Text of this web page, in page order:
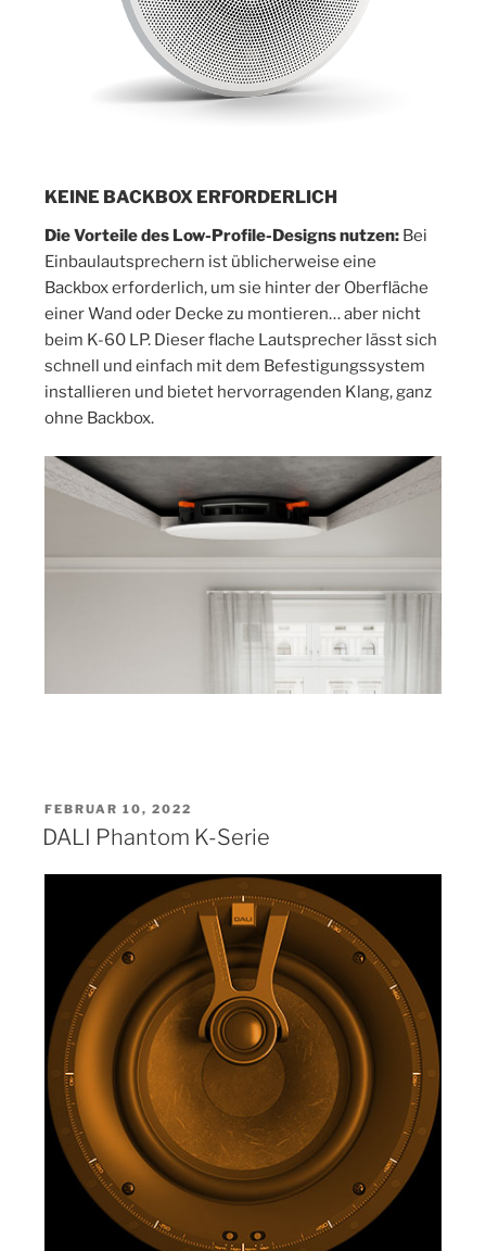
KEINE BACKBOX ERFORDERLICH
Die Vorteile des Low-Profile-Designs nutzen: Bei
Einbaulautsprechern ist üblicherweise eine
Backbox erforderlich, um sie hinter der Oberfläche
einer Wand oder Decke zu montieren… aber nicht
beim K-60 LP. Dieser flache Lautsprecher lässt sich
schnell und einfach mit dem Befestigungssystem
installieren und bietet hervorragenden Klang, ganz
ohne Backbox.
VERÖFFENTLICHT
AM
FEBRUAR 10, 2022
DALI Phantom K-Serie